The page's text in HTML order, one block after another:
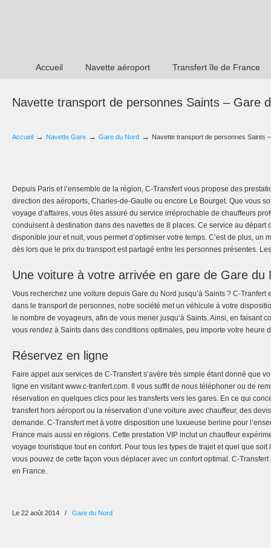
Accueil Navette aéroport Transfert île de France
Navette transport de personnes Saints – Gare
Accueil → Navette Gare → Gare du Nord → Navette transport de personnes Saints
Depuis Paris et l’ensemble de la région, C-Transfert vous propose des
direction des aéroports, Charles-de-Gaulle ou encore Le Bourget. Que vous
voyage d’affaires, vous êtes assuré du service irréprochable de chauffeurs
conduisent à destination dans des navettes de 8 places. Ce service au départ
disponible jour et nuit, vous permet d’optimiser votre temps. C’est de plus, un
dès lors que le prix du transport est partagé entre les personnes présentes.
Une voiture à votre arrivée en gare de Gare du
Vous recherchez une voiture depuis Gare du Nord jusqu’à Saints ? C-Tranfert
dans le transport de personnes, notre société met un véhicule à votre
le nombre de voyageurs, afin de vous mener jusqu’à Saints. Ainsi, en faisant
vous rendez à Saints dans des conditions optimales, peu importe votre heure
Réservez en ligne
Faire appel aux services de C-Transfert s’avère très simple étant donné que
ligne en visitant www.c-tranfert.com. Il vous suffit de nous téléphoner ou de
réservation en quelques clics pour les transferts vers les gares. En ce qui
transfert hors aéroport ou la réservation d’une voiture avec chauffeur, des
demande. C-Transfert met à votre disposition une luxueuse berline pour
France mais aussi en régions. Cette prestation VIP inclut un chauffeur
voyage touristique tout en confort. Pour tous les types de trajet et quel que
vous pouvez de cette façon vous déplacer avec un confort optimal. C-
en France.
Le 22 août 2014 / Gare du Nord